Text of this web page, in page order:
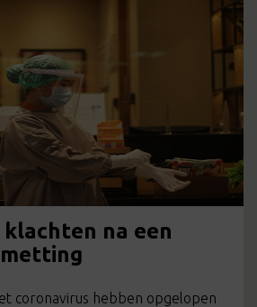
na een
coronavirus hebben opgelopen